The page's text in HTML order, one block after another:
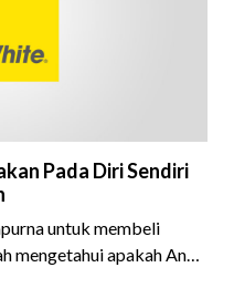
Pada Diri Sendiri
untuk membeli
mengetahui apakah Anda